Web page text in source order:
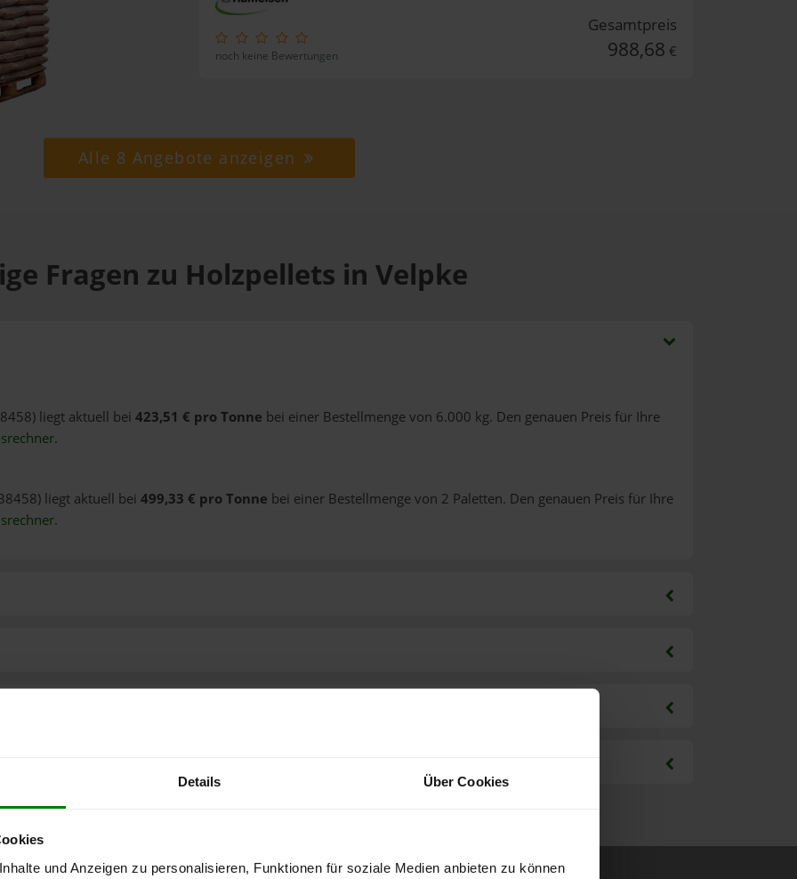
Details Über Cookies
und Anzeigen zu personalisieren, Funktionen für soziale Medien anbieten zu können
noch keine Bewertungen
Gesamtpreis
988,68 €
Alle 8 Angebote anzeigen
Fragen zu Holzpellets in Velpke
liegt aktuell bei 423,51 € pro Tonne bei einer Bestellmenge von 6.000 kg. Den genauen Preis für Ihre
.
liegt aktuell bei 499,33 € pro Tonne bei einer Bestellmenge von 2 Paletten. Den genauen Preis für Ihre
.